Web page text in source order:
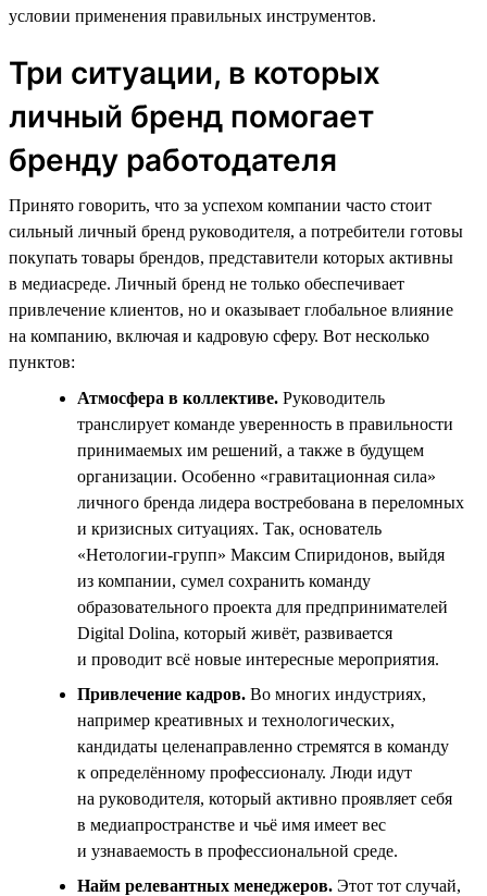
условии применения правильных инструментов.
Три ситуации, в которых
личный бренд помогает
бренду работодателя
Принято говорить, что за успехом компании часто стоит
сильный личный бренд руководителя, а потребители готовы
покупать товары брендов, представители которых активны
в медиасреде. Личный бренд не только обеспечивает
привлечение клиентов, но и оказывает глобальное влияние
на компанию, включая и кадровую сферу. Вот несколько
пунктов:
Атмосфера в коллективе. Руководитель
транслирует команде уверенность в правильности
принимаемых им решений, а также в будущем
организации. Особенно «гравитационная сила»
личного бренда лидера востребована в переломных
и кризисных ситуациях. Так, основатель
«Нетологии-групп» Максим Спиридонов, выйдя
из компании, сумел сохранить команду
образовательного проекта для предпринимателей
Digital Dolina, который живёт, развивается
и проводит всё новые интересные мероприятия.
Привлечение кадров. Во многих индустриях,
например креативных и технологических,
кандидаты целенаправленно стремятся в команду
к определённому профессионалу. Люди идут
на руководителя, который активно проявляет себя
в медиапространстве и чьё имя имеет вес
и узнаваемость в профессиональной среде.
Найм релевантных менеджеров. Этот тот случай,